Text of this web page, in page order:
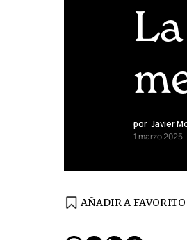
por Javier
1 marzo 2025
AÑADIR A